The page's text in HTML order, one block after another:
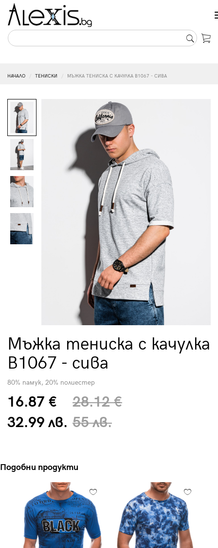
НАЧАЛО ТЕНИСКИ МЪЖКА ТЕНИСКА С КАЧУЛКА B1067 - СИВА
Мъжка тениска с качулка
B1067 - сива
80% памук, 20% полиестер
16.87 €
32.99 лв.
28.12 €
55 лв.
Подобни продукти